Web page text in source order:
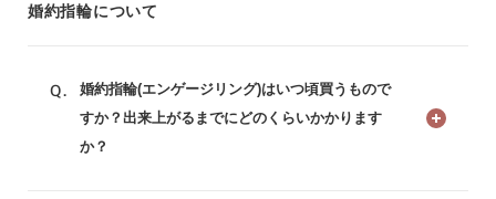
婚約指輪について
婚約指輪(エンゲージリング)はいつ頃買うもので
すか？出来上がるまでにどのくらいかかります
か？